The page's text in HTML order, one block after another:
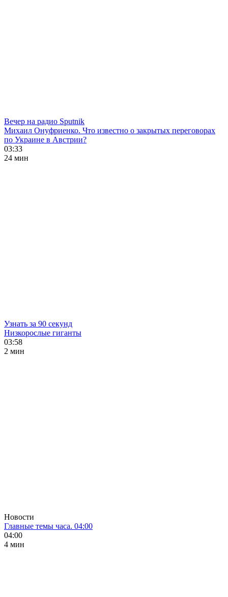
Вечер на радио Sputnik
Михаил Онуфриенко. Что известно о закрытых переговорах
по Украине в Австрии?
03:33
24 мин
Узнать за 90 секунд
Низкорослые гиганты
03:58
2 мин
Новости
Главные темы часа. 04:00
04:00
4 мин